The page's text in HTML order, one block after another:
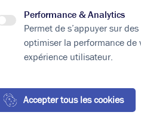
Activités
Activités Lot A1
Bureaux
Performance & Analytics
Permet de s’appuyer sur
optimiser la performance de
expérience utilisateur.
Accepter tous les cookies